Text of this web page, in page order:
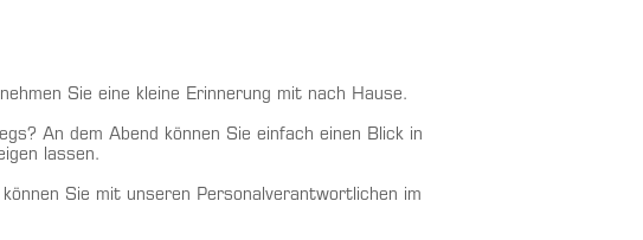
Sie eine kleine Erinnerung mit nach Hause.
An dem Abend können Sie einfach einen Blick in
lassen.
Sie mit unseren Personalverantwortlichen im